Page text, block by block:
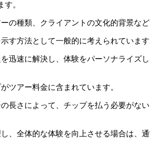
。
種類、クライアントの文化的背景な
す方法として一般的に考えられています
速に解決し、体験をパーソナライズ
ツアー料金に含まれています。
さによって、チップを払う必要がな
全体的な体験を向上させる場合は、